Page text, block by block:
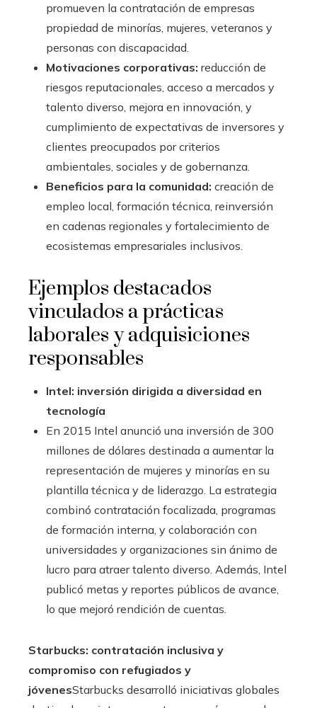
promueven la contratación de empresas
propiedad de minorías, mujeres, veteranos y
personas con discapacidad.
Motivaciones corporativas: reducción de
riesgos reputacionales, acceso a mercados y
talento diverso, mejora en innovación, y
cumplimiento de expectativas de inversores y
clientes preocupados por criterios
ambientales, sociales y de gobernanza.
Beneficios para la comunidad: creación de
empleo local, formación técnica, reinversión
en cadenas regionales y fortalecimiento de
ecosistemas empresariales inclusivos.
Ejemplos destacados
vinculados a prácticas
laborales y adquisiciones
responsables
Intel: inversión dirigida a diversidad en
tecnología
En 2015 Intel anunció una inversión de 300
millones de dólares destinada a aumentar la
representación de mujeres y minorías en su
plantilla técnica y de liderazgo. La estrategia
combinó contratación focalizada, programas
de formación interna, y colaboración con
universidades y organizaciones sin ánimo de
lucro para atraer talento diverso. Además, Intel
publicó metas y reportes públicos de avance,
lo que mejoró rendición de cuentas.
Starbucks: contratación inclusiva y
compromiso con refugiados y
jóvenesStarbucks desarrolló iniciativas globales